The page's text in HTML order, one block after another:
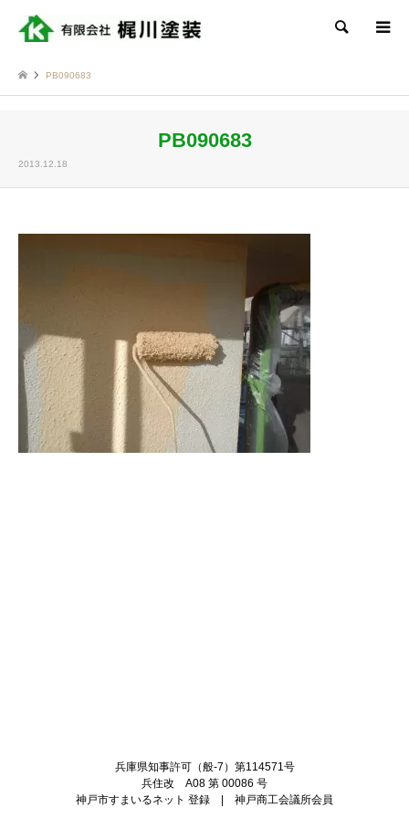
検索
PB090683
PB090683
2013.12.18
兵庫県知事許可（般-7）第114571号
兵住改 A08 第 00086 号
神戸市すまいるネット 登録 | 神戸商工会議所会員